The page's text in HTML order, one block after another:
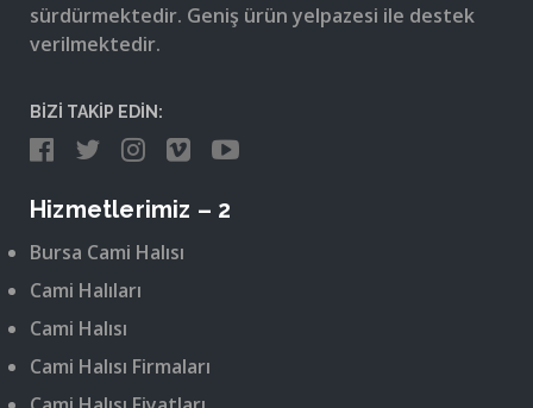
sürdürmektedir. Geniş ürün yelpazesi ile destek
verilmektedir.
BİZİ TAKİP EDİN:
Hizmetlerimiz – 2
Bursa Cami Halısı
Cami Halıları
Cami Halısı
Cami Halısı Firmaları